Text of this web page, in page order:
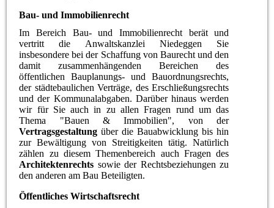
Bau- und Immobilienrecht
Im Bereich Bau- und Immobilienrecht berät und
vertritt die Anwaltskanzlei Niedeggen Sie
insbesondere bei der Schaffung von Baurecht und den
damit zusammenhängenden Bereichen des
öffentlichen Bauplanungs- und Bauordnungsrechts,
der städtebaulichen Verträge, des Erschließungsrechts
und der Kommunalabgaben. Darüber hinaus werden
wir für Sie auch in zu allen Fragen rund um das
Thema "Bauen & Immobilien", von der
Vertragsgestaltung über die Bauabwicklung bis hin
zur Bewältigung von Streitigkeiten tätig. Natürlich
zählen zu diesem Themenbereich auch Fragen des
Architektenrechts sowie der Rechtsbeziehungen zu
den anderen am Bau Beteiligten.
Öffentliches Wirtschaftsrecht